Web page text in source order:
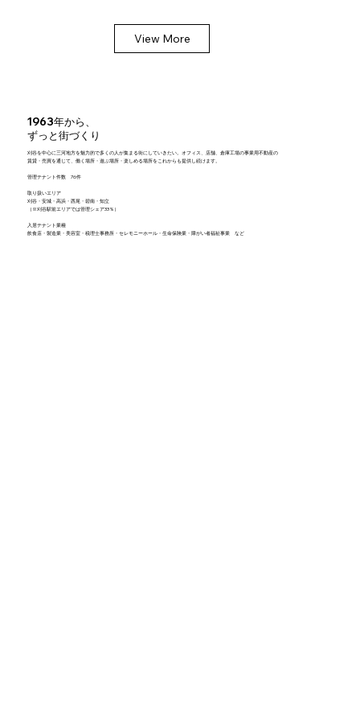
View More
1963年から、
ずっと街づくり
刈谷を中心に三河地方を魅力的で多くの人が集まる街にしていきたい。オフィス、店舗、倉庫工場の事業用不動産の
賃貸・売買を通じて、働く場所・遊ぶ場所・楽しめる場所をこれからも提供し続けます。
管理テナント件数 76件
取り扱いエリア
刈谷・安城・高浜・西尾・碧南・知立
（※刈谷駅前エリアでは管理シェア33％）
入居テナント業種
​飲食店・製造業・美容室・税理士事務所・セレモニーホール・生命保険業・障がい者福祉事業 など